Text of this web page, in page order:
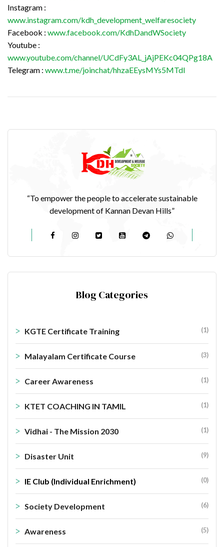
Instagram :
www.instagram.com/kdh_development_welfaresociety
Facebook : www.facebook.com/KdhDandWSociety
Youtube :
www.youtube.com/channel/UCdFy3AL_jAjPEKc04QPg18A
Telegram : www.t.me/joinchat/hhzaEEysMYs5MTdl
“To empower the people to accelerate sustainable
development of Kannan Devan Hills”
Blog Categories
KGTE Certificate Training (1)
Malayalam Certificate Course (3)
Career Awareness (1)
KTET COACHING IN TAMIL (1)
Vidhai - The Mission 2030 (1)
Disaster Unit (9)
IE Club (Individual Enrichment) (0)
Society Development (6)
Awareness (5)